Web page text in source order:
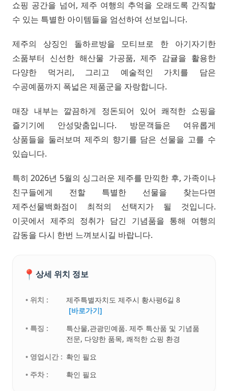
쇼핑 공간을 넘어, 제주 여행의 추억을 오래도록 간직할
수 있는 특별한 아이템들을 엄선하여 선보입니다.
제주의 상징인 돌하르방을 모티브로 한 아기자기한
소품부터 신선한 해산물 가공품, 제주 감귤을 활용한
다양한 먹거리, 그리고 예술적인 가치를 담은
수공예품까지 폭넓은 제품군을 자랑합니다.
매장 내부는 깔끔하게 정돈되어 있어 쾌적한 쇼핑을
즐기기에 안성맞춤입니다. 방문객들은 여유롭게
상품들을 둘러보며 제주의 향기를 담은 선물을 고를 수
있습니다.
특히 2026년 5월의 싱그러운 제주를 만끽한 후, 가족이나
친구들에게 전할 특별한 선물을 찾는다면
제주선물백화점이 최적의 선택지가 될 것입니다.
이곳에서 제주의 정취가 담긴 기념품을 통해 여행의
감동을 다시 한번 느껴보시길 바랍니다.
📍 상세 위치 정보
• 위치 :
제주특별자치도 제주시 황사평6길 8
[바로가기]
• 특징 :
특산물,관광민예품. 제주 특산품 및 기념품
전문, 다양한 품목, 쾌적한 쇼핑 환경
• 영업시간 : 확인 필요
• 주차 :
확인 필요